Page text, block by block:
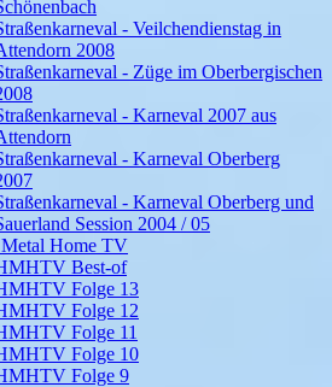
- Veilchendienstag in
2008
- Züge im Oberbergischen
- Karneval 2007 aus
- Karneval Oberberg
- Karneval Oberberg und
Session 2004 / 05
Home TV
Best-of
Folge 13
Folge 12
Folge 11
Folge 10
Folge 9